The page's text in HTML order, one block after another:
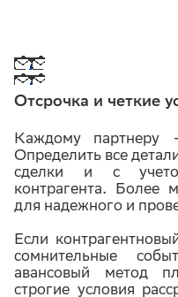
Отсрочка и четкие
Каждому партнеру
Определить все
сделки и с
контрагента. Более
для надежного и
Если
сомнительные
авансовый метод
строгие условия